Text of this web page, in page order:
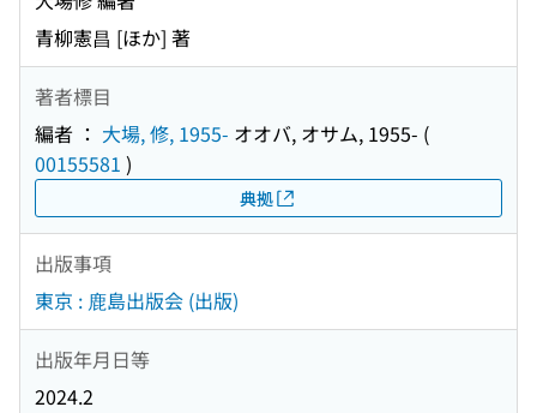
青柳憲昌 [ほか] 著
著者標目
編者 ： 大場, 修, 1955- オオバ, オサム, 1955- (
00155581 )
典拠
出版事項
東京 : 鹿島出版会 (出版)
出版年月日等
2024.2